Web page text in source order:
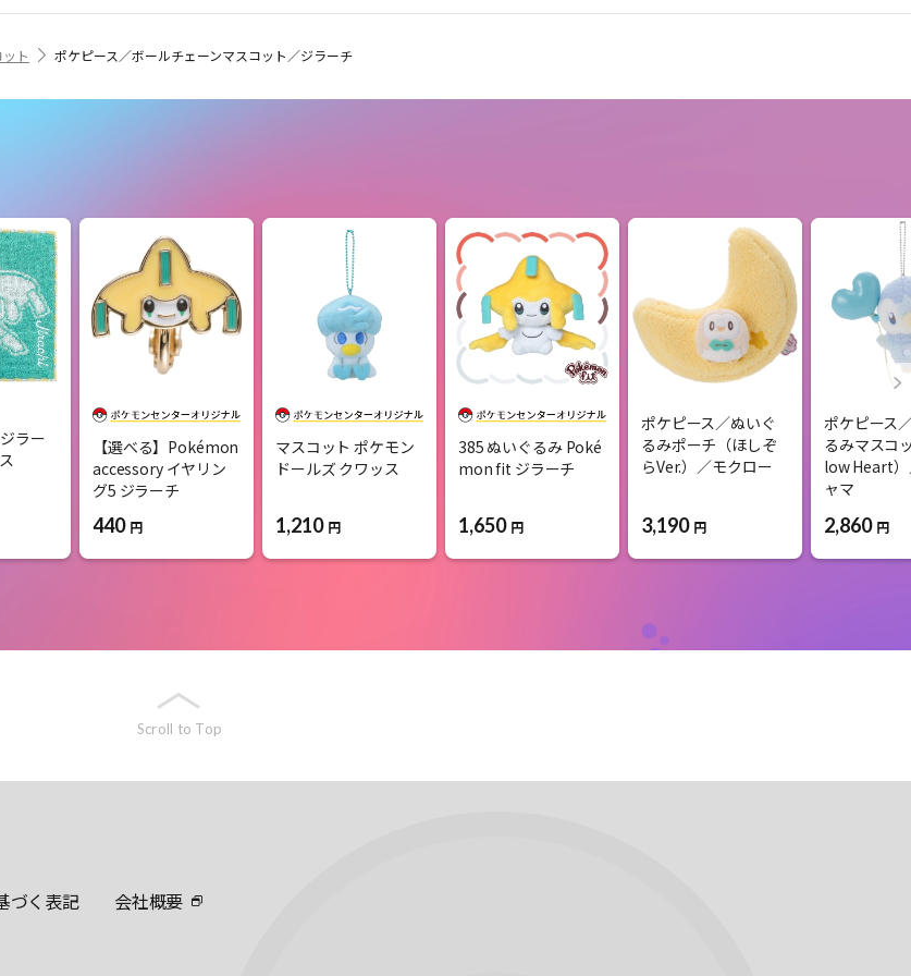
ト ポケピース／ボールチェーンマスコット／ジラーチ
ラー
【選べる】Pokémon
accessory イヤリン
グ5 ジラーチ
440 円
マスコット ポケモン
ドールズ クワッス
1,210 円
385 ぬいぐるみ Poké
mon fit ジラーチ
1,650 円
ポケピース／ぬいぐ
るみポーチ（ほしぞ
らVer.）／モクロー
3,190 円
ポケピース
るみマスコ
low Heart
ャマ
2,860 円
Scroll to Top
づく表記 会社概要